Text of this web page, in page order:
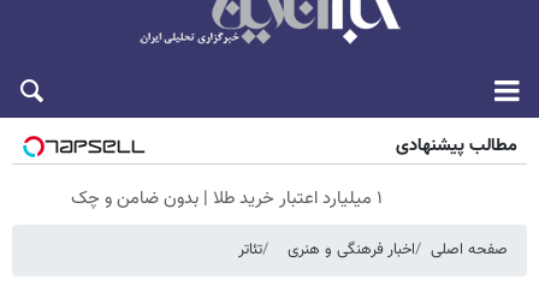
مطالب پیشنهادی
۱ میلیارد اعتبار خرید طلا | بدون ضامن و چک
صفحه اصلی اخبار فرهنگی و هنری تئاتر